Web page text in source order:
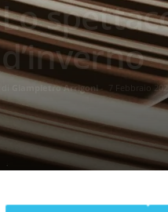
Lo
d’inverno
Giampietro Arrigoni- 7 Febbraio 2025